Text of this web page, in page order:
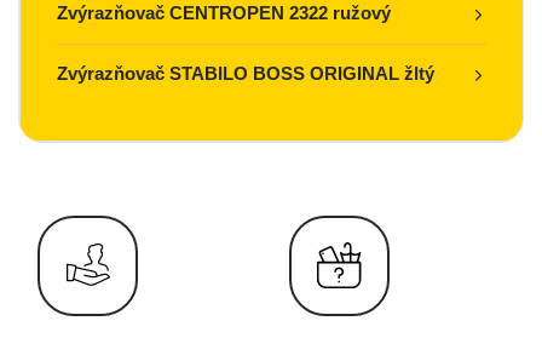
Zvýrazňovač CENTROPEN 2322 ružový
Zvýrazňovač STABILO BOSS ORIGINAL žltý